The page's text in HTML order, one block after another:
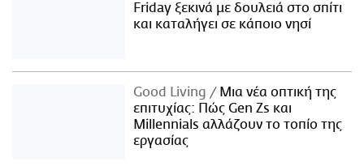
Friday ξεκινά με δουλειά στο σπίτι
και καταλήγει σε κάποιο νησί
Good Living
Μια νέα οπτική της
επιτυχίας: Πώς Gen Zs και
Millennials αλλάζουν το τοπίο της
εργασίας